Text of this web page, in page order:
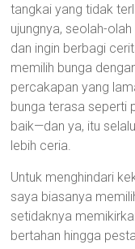
tangkai yang tidak
ujungnya, seolah-
dan ingin berbagi
memilih bunga
percakapan yang
bunga terasa seperti
baik—dan ya, itu
lebih ceria.
Untuk menghindari
saya biasanya
setidaknya
bertahan hingga